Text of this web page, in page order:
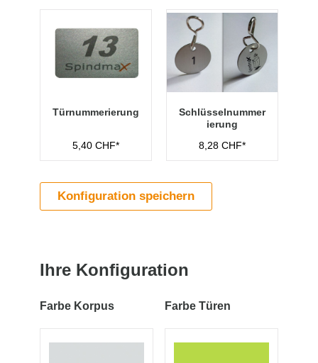
Türnummerierung
5,40 CHF*
Schlüsselnummer
ierung
8,28 CHF*
Konfiguration speichern
Ihre Konfiguration
Farbe Korpus Farbe Türen